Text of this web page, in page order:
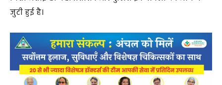
जुटी हुई है।